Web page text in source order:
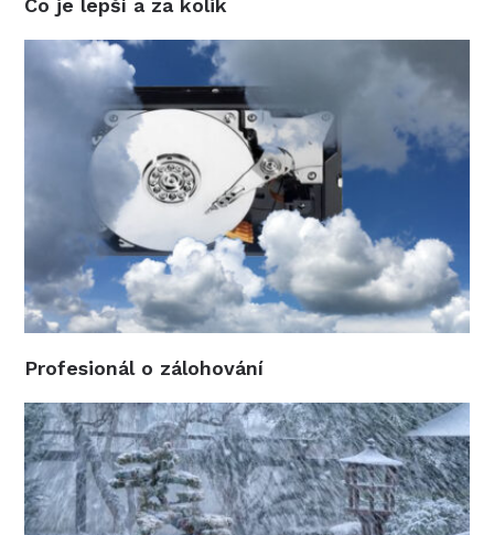
Co je lepší a za kolik
Profesionál o zálohování